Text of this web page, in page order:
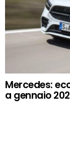
Mercedes:
a gennaio